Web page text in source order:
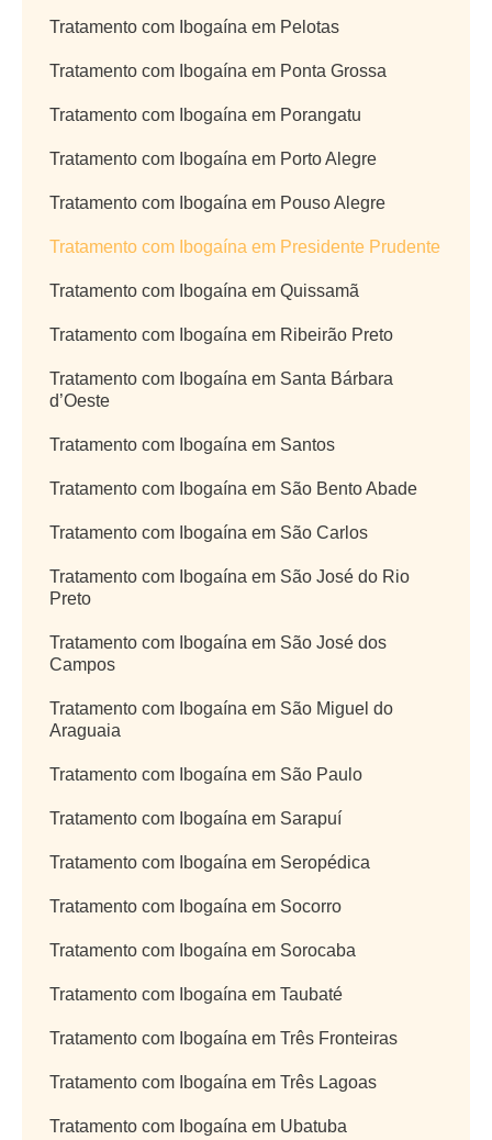
Tratamento com Ibogaína em Pelotas
Tratamento com Ibogaína em Ponta Grossa
Tratamento com Ibogaína em Porangatu
Tratamento com Ibogaína em Porto Alegre
Tratamento com Ibogaína em Pouso Alegre
Tratamento com Ibogaína em Presidente Prudente
Tratamento com Ibogaína em Quissamã
Tratamento com Ibogaína em Ribeirão Preto
Tratamento com Ibogaína em Santa Bárbara
d’Oeste
Tratamento com Ibogaína em Santos
Tratamento com Ibogaína em São Bento Abade
Tratamento com Ibogaína em São Carlos
Tratamento com Ibogaína em São José do Rio
Preto
Tratamento com Ibogaína em São José dos
Campos
Tratamento com Ibogaína em São Miguel do
Araguaia
Tratamento com Ibogaína em São Paulo
Tratamento com Ibogaína em Sarapuí
Tratamento com Ibogaína em Seropédica
Tratamento com Ibogaína em Socorro
Tratamento com Ibogaína em Sorocaba
Tratamento com Ibogaína em Taubaté
Tratamento com Ibogaína em Três Fronteiras
Tratamento com Ibogaína em Três Lagoas
Tratamento com Ibogaína em Ubatuba